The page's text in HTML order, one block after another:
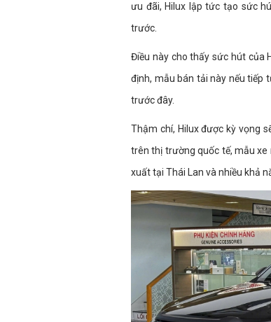
ưu đãi, Hilux lập tức tạo sức
trước.
Điều này cho thấy sức hút của
định, mẫu bán tải này nếu tiếp
trước đây.
Thậm chí, Hilux được kỳ vọng
trên thị trường quốc tế, mẫu xe
xuất tại Thái Lan và nhiều khả